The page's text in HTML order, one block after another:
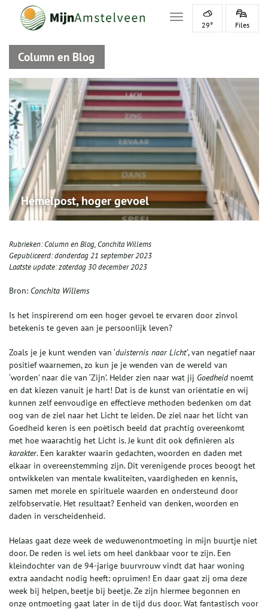
Toggle navigation
29° Files
Column en Blog
Hemelpost, hoger gevoel
Rubrieken:Column en Blog, Conchita Willems
Gepubliceerd:donderdag 21 september 2023
Laatste update:zaterdag 30 december 2023
Bron: Conchita Willems
Is het inspirerend om een hoger gevoel te ervaren door zinvol
betekenis te geven aan je persoonlijk leven?
Zoals je je kunt wenden van ‘duisternis naar Licht’, van negatief naar
positief waarnemen, zo kun je je wenden van de wereld van
‘worden’ naar die van ‘Zijn’. Helder zien naar wat jij Goedheidnoemt
en dat kiezen vanuit je hart! Dat is de kunst van oriëntatie en wij
kunnen zelf eenvoudige en effectieve methoden bedenken om dat
oog van de ziel naar het Licht te leiden. De ziel naar het licht van
Goedheid keren is een poëtisch beeld dat prachtig overeenkomt
met hoe waarachtig het Licht is. Je kunt dit ook definiëren als
karakter. Een karakter waarin gedachten, woorden en daden met
elkaar in overeenstemming zijn. Dit verenigende proces beoogt het
ontwikkelen van mentale kwaliteiten, vaardigheden en kennis,
samen met morele en spirituele waarden en ondersteund door
zelfobservatie. Het resultaat? Eenheid van denken, woorden en
daden in verscheidenheid.
Helaas gaat deze week de weduwenontmoeting in mijn buurtje niet
door. De reden is wel iets om heel dankbaar voor te zijn. Een
kleindochter van de 94-jarige buurvrouw vindt dat haar woning
extra aandacht nodig heeft: opruimen! En daar gaat zij oma deze
week bij helpen, beetje bij beetje. Ze zijn hiermee begonnen en
onze ontmoeting gaat later in de tijd dus door. Wat fantastisch voor